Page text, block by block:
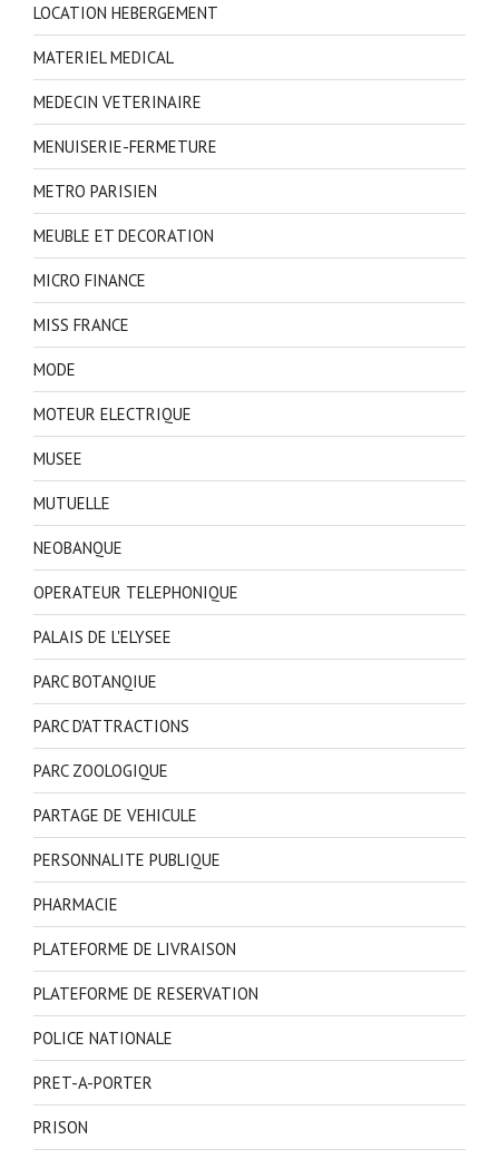
LOCATION HEBERGEMENT
MATERIEL MEDICAL
MEDECIN VETERINAIRE
MENUISERIE-FERMETURE
METRO PARISIEN
MEUBLE ET DECORATION
MICRO FINANCE
MISS FRANCE
MODE
MOTEUR ELECTRIQUE
MUSEE
MUTUELLE
NEOBANQUE
OPERATEUR TELEPHONIQUE
PALAIS DE L'ELYSEE
PARC BOTANQIUE
PARC D'ATTRACTIONS
PARC ZOOLOGIQUE
PARTAGE DE VEHICULE
PERSONNALITE PUBLIQUE
PHARMACIE
PLATEFORME DE LIVRAISON
PLATEFORME DE RESERVATION
POLICE NATIONALE
PRET-A-PORTER
PRISON